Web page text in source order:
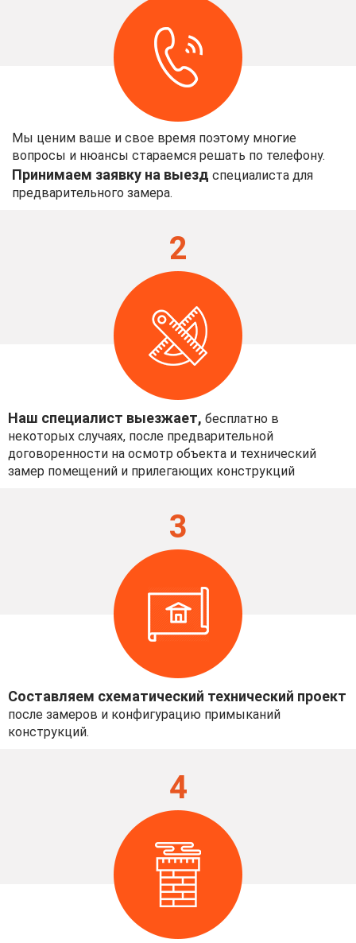
Мы ценим ваше и свое время поэтому многие
вопросы и нюансы стараемся решать по телефону.
Принимаем заявку на выезд специалиста для
предварительного замера.
Наш специалист выезжает, бесплатно в
некоторых случаях, после предварительной
договоренности на осмотр объекта и технический
замер помещений и прилегающих конструкций
2
Составляем схематический технический проект
после замеров и конфигурацию примыканий
конструкций.
3
4